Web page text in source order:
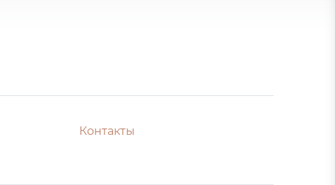
Контакты